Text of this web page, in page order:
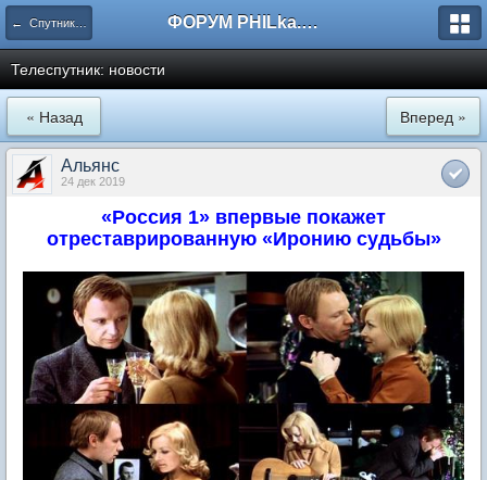
← Спутниковое ТВ ФОРУМ PHILka.RU
Телеспутник: новости
« Назад Вперед »
Альянс
24 дек 2019
«Россия 1» впервые покажет
отреставрированную «Иронию судьбы»